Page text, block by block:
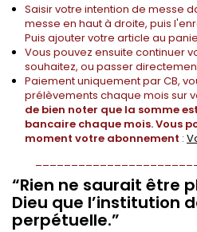
Saisir votre intention de messe
messe en haut à droite, puis
Puis ajouter votre article au
Vous pouvez ensuite continuer
souhaitez, ou passer
Paiement uniquement par CB,
prélèvements chaque mois sur
de bien noter que la somme
bancaire chaque mois. Vous
moment votre abonnement :
“Rien ne saurait être
Dieu que l’institution
perpétuelle.”